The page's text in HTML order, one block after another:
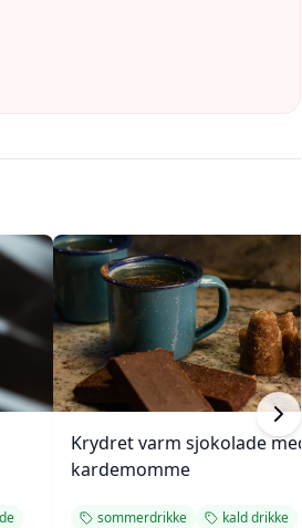
Krydret varm sjokolade med
kardemomme
sommerdrikke kald drikke